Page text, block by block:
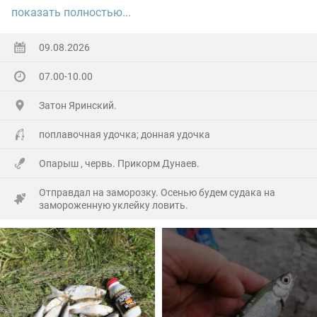
Дно все зарасло травой,, кормушку 30 гр не протянуть.
нечего. Все всем НХНЧ.
показать полностью...
09.08.2026
07.00-10.00
Затон Яринский.
поплавочная удочка; донная удочка
Опарыш , червь. Прикорм Дунаев.
Отправдал на заморозку. Осенью будем судака на
замороженную уклейку ловить.